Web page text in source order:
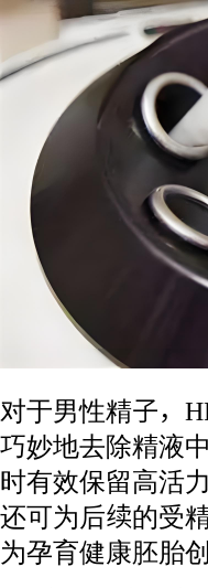
对于男性精子，
巧妙地去除精液
时有效保留高活
还可为后续的受
为孕育健康胚胎